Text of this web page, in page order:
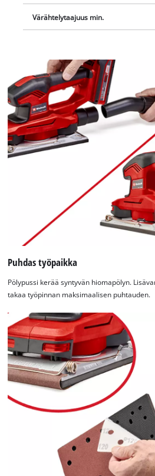
Värähtelytaajuus min.
Puhdas työpaikka
Pölypussi kerää syntyvän hiomapölyn.
takaa työpinnan maksimaalisen puhtauden.